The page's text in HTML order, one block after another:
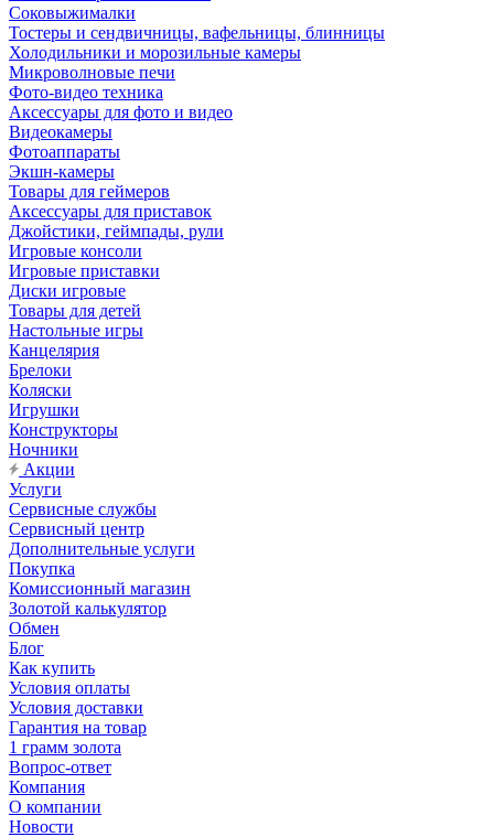
Соковыжималки
Тостеры и сендвичницы, вафельницы, блинницы
Холодильники и морозильные камеры
Микроволновые печи
Фото-видео техника
Аксессуары для фото и видео
Видеокамеры
Фотоаппараты
Экшн-камеры
Товары для геймеров
Аксессуары для приставок
Джойстики, геймпады, рули
Игровые консоли
Игровые приставки
Диски игровые
Товары для детей
Настольные игры
Канцелярия
Брелоки
Коляски
Игрушки
Конструкторы
Ночники
Акции
Услуги
Сервисные службы
Сервисный центр
Дополнительные услуги
Покупка
Комиссионный магазин
Золотой калькулятор
Обмен
Блог
Как купить
Условия оплаты
Условия доставки
Гарантия на товар
1 грамм золота
Вопрос-ответ
Компания
О компании
Новости